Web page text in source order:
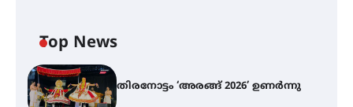
Top News
തിരനോട്ടം ‘അരങ്ങ് 2026’ ഉണർന്നു